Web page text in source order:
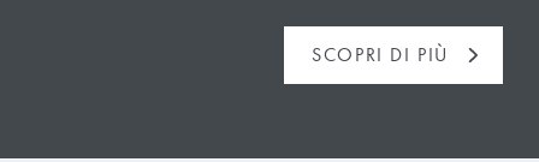
SCOPRI DI PIÙ